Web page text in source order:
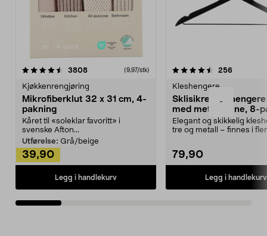
-
3808anmeldelser(9,97/stk)
Kjøkkenrengjøring
Mikrofiberklut 32 x 31 cm, 4-
pakning
Kåret til «soleklar favoritt» i
svenske Afton...
Utførelse: Grå/beige
39,90
Legg i handlekurv
4.5av 5 stjerner 256
Kleshengere
Sklisikre
med metallpinne, 8-
Elegant og skikkelig
tre og metall – finnes i
79,90
Legg i handlekurv
4.5av 5 stjerner